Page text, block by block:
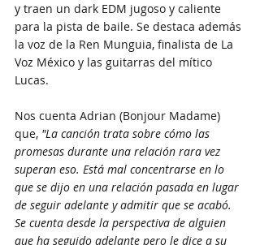
y traen un dark EDM jugoso y caliente
para la pista de baile. Se destaca además
la voz de la Ren Munguia, finalista de La
Voz México y las guitarras del mítico
Lucas.
Nos cuenta Adrian (Bonjour Madame)
que, "La canción trata sobre cómo las
promesas durante una relación rara vez
superan eso. Está mal concentrarse en lo
que se dijo en una relación pasada en lugar
de seguir adelante y admitir que se acabó.
Se cuenta desde la perspectiva de alguien
que ha seguido adelante pero le dice a su